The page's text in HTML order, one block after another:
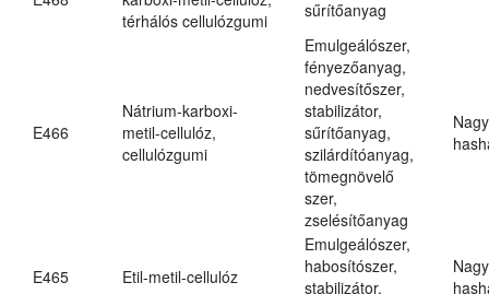
térhálós cellulózgumi
sűrítőanyag
E466
Nátrium-karboxi-
metil-cellulóz,
cellulózgumi
Emulgeálószer,
fényezőanyag,
nedvesítőszer,
stabilizátor,
sűrítőanyag,
szilárdítóanyag,
tömegnövelő
szer,
zselésítőanyag
E465 Etil-metil-cellulóz
Emulgeálószer,
habosítószer,
stabilizátor,